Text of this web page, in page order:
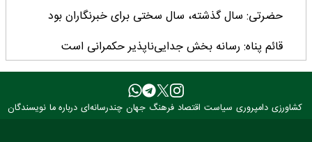
حضرتی: سال گذشته، سال سختی برای خبرنگاران بود
قائم پناه: رسانه بخش جدایی‌ناپذیر حکمرانی است
تاکید وزیر جهادکشاورزی بر بازسازی مرکز پزشکی شهید
شوریده در پی جنگ تحمیلیکشاورزی دامپروری سیاست اقتصاد فرهنگ جهان چندرسانه‌ای درباره ما نویسندگان